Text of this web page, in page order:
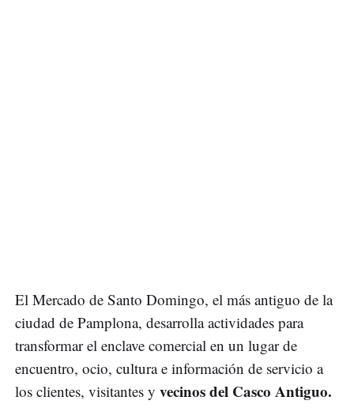
El Mercado de Santo Domingo, el más antiguo de la
ciudad de Pamplona, desarrolla actividades para
transformar el enclave comercial en un lugar de
encuentro, ocio, cultura e información de servicio a
los clientes, visitantes y vecinos del Casco Antiguo.